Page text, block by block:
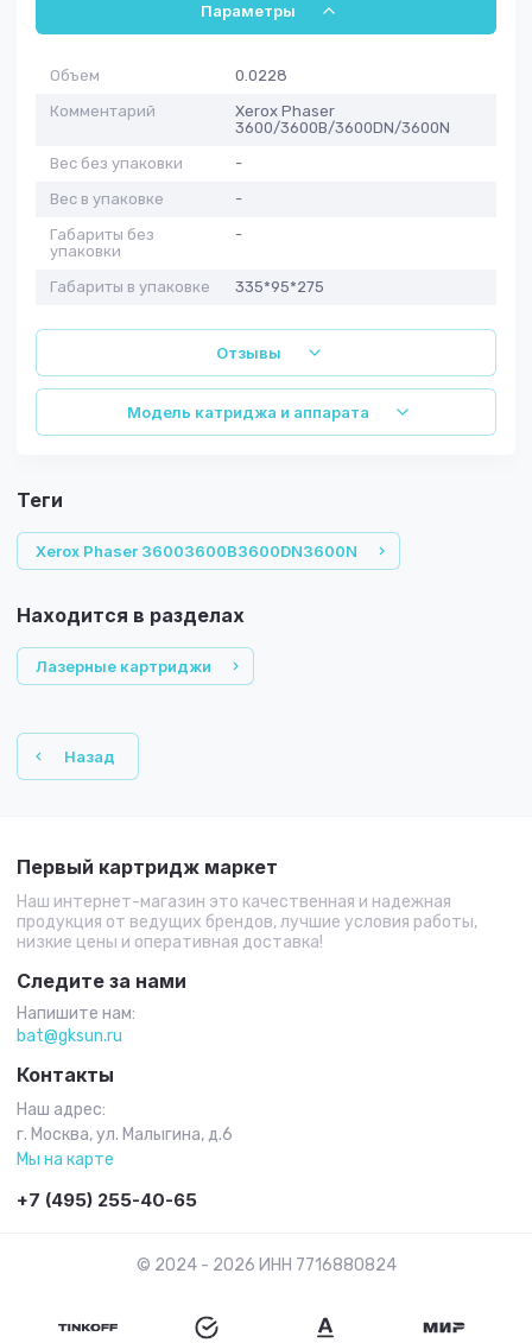
Параметры
Объем
0.0228
Комментарий
Xerox Phaser
3600/3600B/3600DN/3600N
Вес без упаковки
-
Вес в упаковке
-
Габариты без
упаковки
-
Габариты в упаковке 335*95*275
Отзывы
Модель катриджа и аппарата
теги
Xerox Phaser 36003600B3600DN3600N
Находится в разделах
Лазерные картриджи
Назад
Первый картридж маркет
Наш интернет-магазин это качественная и надежная
продукция от ведущих брендов, лучшие условия работы,
низкие цены и оперативная доставка!
Следите за нами
Напишите нам:
bat@gksun.ru
Контакты
Наш адрес:
г. Москва, ул. Малыгина, д.6
Мы на карте
+7 (495) 255-40-65
© 2024 - 2026 ИНН 7716880824